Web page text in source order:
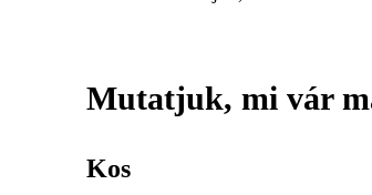
Mutatjuk, mi vár
Kos